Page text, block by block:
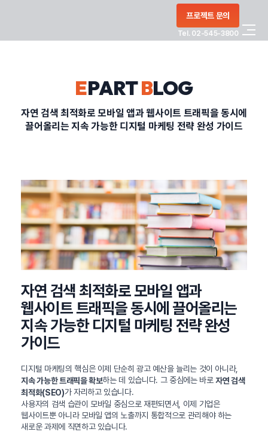
프로젝트 문의
Tel. 02-545-3800
PORTFOLIO
CONTACT
정부지원사업
EPARTBLOG
자연 검색 최적화로 모바일 앱과 웹사이트 트래픽을 동시에
끌어올리는 지속 가능한 디지털 마케팅 전략 완성 가이드
자연 검색 최적화로 모바일 앱과
웹사이트 트래픽을 동시에 끌어올리는
지속 가능한 디지털 마케팅 전략 완성
가이드
디지털 마케팅의 핵심은 이제 단순히 광고 예산을 늘리는 것이 아니라,
지속 가능한 트래픽을 확보하는 데 있습니다. 그 중심에는 바로자연 검색
최적화(SEO)가 자리하고 있습니다.
사용자의 검색 습관이 모바일 중심으로 재편되면서, 이제 기업은
웹사이트뿐 아니라 모바일 앱의 노출까지 통합적으로 관리해야 하는
새로운 과제에 직면하고 있습니다.